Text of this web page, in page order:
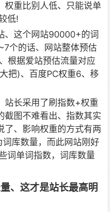
权重比别人低、只能说单
低!
、这个网站90000+的词
个的话、网站整体预估
根据爱站预估流量对应
把)、百度PC权重6、移
站长采用了刷指数+权重
截图不难看出、指数其实
了、影响权重的方式有两
库数量，而此网站刚好
词单词指数，词库数量
、这才是站长最高明